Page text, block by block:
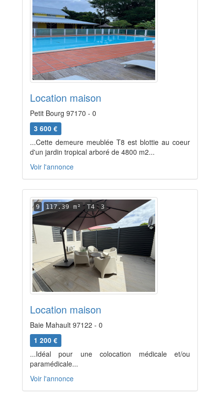
Location maison
Petit Bourg 97170 - 0
3 600 €
...Cette demeure meublée T8 est blottie au coeur
d'un jardin tropical arboré de 4800 m2...
Voir l'annonce
9 117.39 m² T4 3
Location maison
Baie Mahault 97122 - 0
1 200 €
...Idéal pour une colocation médicale et/ou
paramédicale...
Voir l'annonce